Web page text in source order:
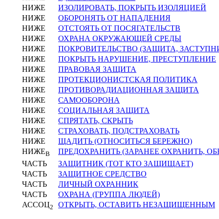
НИЖЕ
ИЗОЛИРОВАТЬ, ПОКРЫТЬ ИЗОЛЯЦИЕЙ
НИЖЕ
ОБОРОНЯТЬ ОТ НАПАДЕНИЯ
НИЖЕ
ОТСТОЯТЬ ОТ ПОСЯГАТЕЛЬСТВ
НИЖЕ
ОХРАНА ОКРУЖАЮЩЕЙ СРЕДЫ
НИЖЕ
ПОКРОВИТЕЛЬСТВО (ЗАЩИТА,
НИЖЕ
ПОКРЫТЬ НАРУШЕНИЕ, ПРЕСТУПЛЕНИЕ
НИЖЕ
ПРАВОВАЯ ЗАЩИТА
НИЖЕ
ПРОТЕКЦИОНИСТСКАЯ ПОЛИТИКА
НИЖЕ
ПРОТИВОРАДИАЦИОННАЯ ЗАЩИТА
НИЖЕ
САМООБОРОНА
НИЖЕ
СОЦИАЛЬНАЯ ЗАЩИТА
НИЖЕ
СПРЯТАТЬ, СКРЫТЬ
НИЖЕ
СТРАХОВАТЬ, ПОДСТРАХОВАТЬ
НИЖЕ
ЩАДИТЬ (ОТНОСИТЬСЯ БЕРЕЖНО)
НИЖЕВ
ПРЕДОХРАНИТЬ (ЗАРАНЕЕ ОХРАНИТЬ,
ЧАСТЬ
ЗАЩИТНИК (ТОТ КТО ЗАЩИЩАЕТ)
ЧАСТЬ
ЗАЩИТНОЕ СРЕДСТВО
ЧАСТЬ
ЛИЧНЫЙ ОХРАННИК
ЧАСТЬ
ОХРАНА (ГРУППА ЛЮДЕЙ)
АССОЦ2 ОТКРЫТЬ, ОСТАВИТЬ НЕЗАЩИЩЕННЫМ